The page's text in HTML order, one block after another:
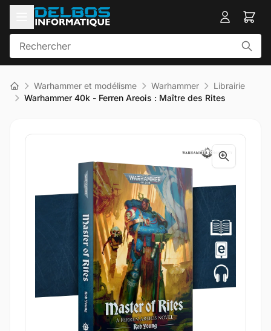
Warhammer et modélisme Warhammer
Librairie
Warhammer 40k - Ferren Areois : Maître des Rites